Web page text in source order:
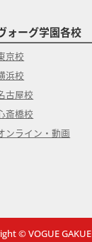
ォーグ学園各校
京校
浜校
古屋校
斎橋校
ンライン・動画
© VOGUE